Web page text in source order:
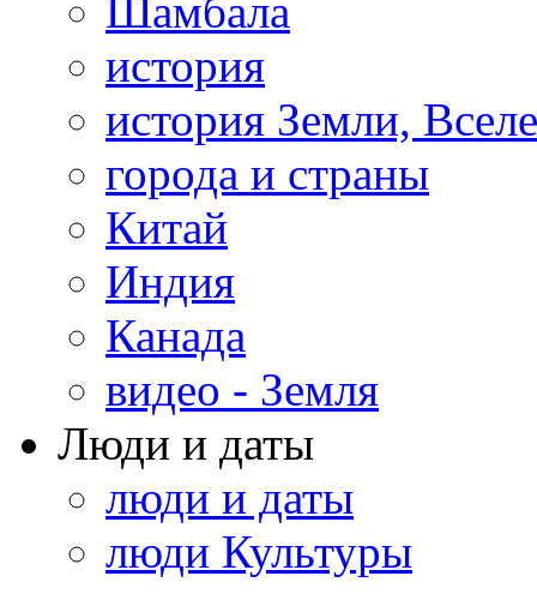
Шамбала
история
история Земли,
города и страны
Китай
Индия
Канада
видео - Земля
Люди и даты
люди и даты
люди Культуры